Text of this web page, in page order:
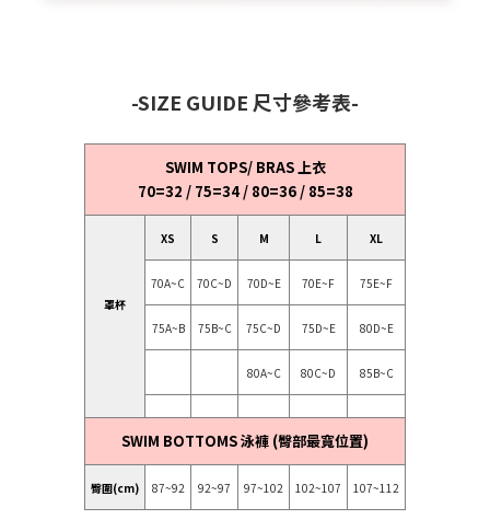
-SIZE GUIDE 尺寸參考表-
SWIM TOPS/ BRAS 上衣
70=32 / 75=34 / 80=36 / 85=38
罩杯
XS S M L XL
70A~C 70C~D 70D~E 70E~F 75E~F
75A~B 75B~C 75C~D 75D~E 80D~E
80A~C 80C~D 85B~C
SWIM BOTTOMS 泳褲 (臀部最寬位置)
臀圍(cm) 87~92 92~97 97~102 102~107 107~112